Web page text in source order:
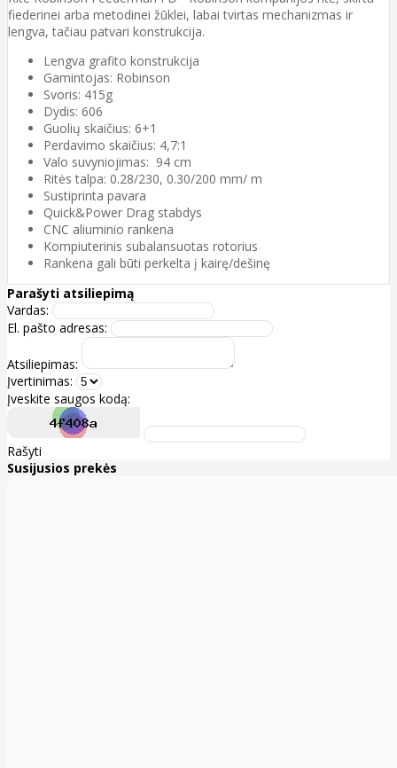
fiederinei arba metodinei žūklei, labai tvirtas mechanizmas ir
lengva, tačiau patvari konstrukcija.
Lengva grafito konstrukcija
Gamintojas: Robinson
Svoris: 415g
Dydis: 606
Guolių skaičius: 6+1
Perdavimo skaičius: 4,7:1
Valo suvyniojimas: 94 cm
Ritės talpa: 0.28/230, 0.30/200 mm/ m
Sustiprinta pavara
Quick&Power Drag stabdys
CNC aliuminio rankena
Kompiuterinis subalansuotas rotorius
Rankena gali būti perkelta į kairę/dešinę
Parašyti atsiliepimą
Vardas:
El. pašto adresas:
Atsiliepimas:
Įvertinimas:
Įveskite saugos kodą:
Rašyti
Susijusios prekės